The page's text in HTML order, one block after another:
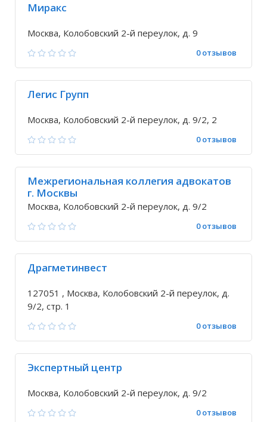
Миракс
Москва, Колобовский 2-й переулок, д. 9
0 отзывов
Легис Групп
Москва, Колобовский 2-й переулок, д. 9/2, 2
0 отзывов
Межрегиональная коллегия адвокатов
г. Москвы
Москва, Колобовский 2-й переулок, д. 9/2
0 отзывов
Драгметинвест
127051 , Москва, Колобовский 2-й переулок, д.
9/2, стр. 1
0 отзывов
Экспертный центр
Москва, Колобовский 2-й переулок, д. 9/2
0 отзывов